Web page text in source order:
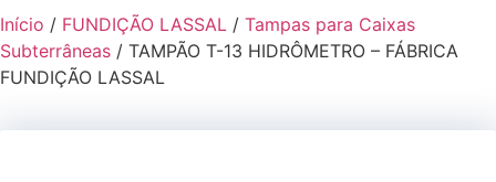
Início / FUNDIÇÃO LASSAL / Tampas para Caixas
Subterrâneas / TAMPÃO T-13 HIDRÔMETRO – FÁBRICA
FUNDIÇÃO LASSAL